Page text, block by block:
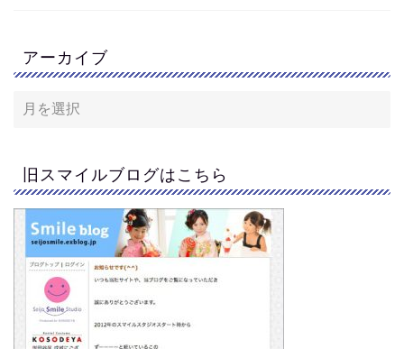
アーカイブ
旧スマイルブログはこちら